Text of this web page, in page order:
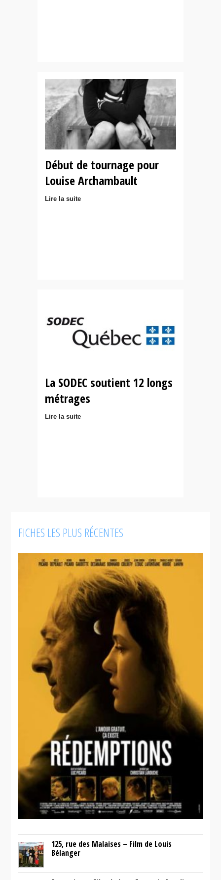
Début de tournage pour
Louise Archambault
Lire la suite
La SODEC soutient 12 longs
métrages
Lire la suite
FICHES LES PLUS RÉCENTES
125, rue des Malaises – Film de Louis
Bélanger